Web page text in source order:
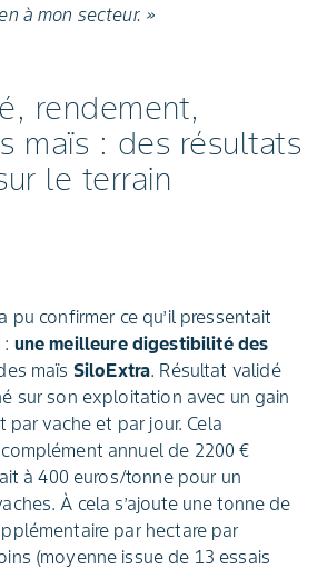
à mon secteur. »
rendement,
maïs : des résultats
le terrain
pu confirmer ce qu’il pressentait
une meilleure digestibilité des
maïs SiloExtra. Résultat validé
sur son exploitation avec un gain
par vache et par jour. Cela
annuel de 2200 €
à 400 euros/tonne pour un
À cela s’ajoute une tonne de
par hectare par
(moyenne issue de 13 essais